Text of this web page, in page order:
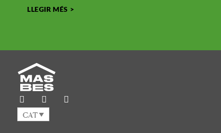
LLEGIR MÉS >
CAT